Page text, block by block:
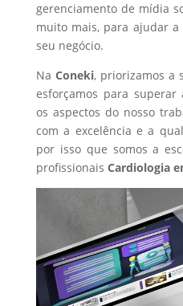
gerenciamento de mídia
muito mais, para ajudar
seu negócio.
Na Coneki, priorizamos a
esforçamos para superar
os aspectos do nosso
com a excelência e a
por isso que somos a
profissionais Cardiologia